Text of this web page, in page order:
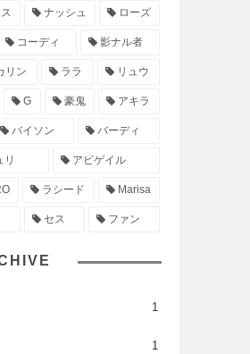
ナッシュ ローズ
コーディ 影ナル者
リン ララ リュウ
G 豪鬼 アキラ
バイソン バーディ
リ アビゲイル
ラシード Marisa
セス ファン
1
1